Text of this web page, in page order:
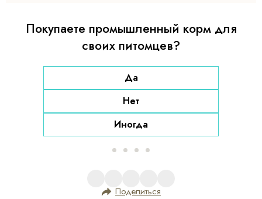
Покупаете промышленный корм для
своих питомцев?
Да
Нет
Иногда
Поделиться